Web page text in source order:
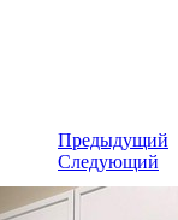
Предыдущий
Следующий